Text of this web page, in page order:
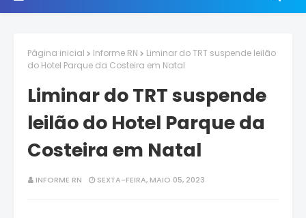
Página inicial Informe RN
Liminar do TRT suspende leilão
do Hotel Parque da Costeira em Natal
Liminar do TRT suspende
leilão do Hotel Parque da
Costeira em Natal
INFORME RN SEXTA-FEIRA, MAIO 05, 2023